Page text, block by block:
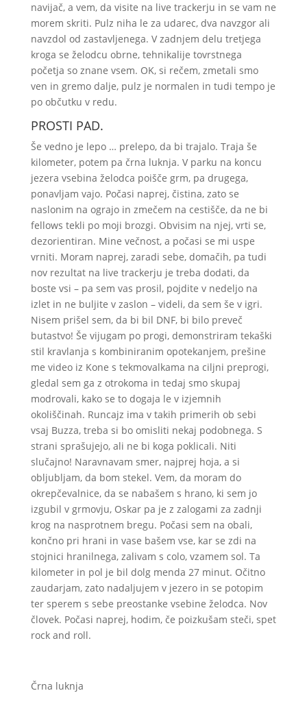
navijač, a vem, da visite na live trackerju in se vam ne
morem skriti. Pulz niha le za udarec, dva navzgor ali
navzdol od zastavljenega. V zadnjem delu tretjega
kroga se želodcu obrne, tehnikalije tovrstnega
početja so znane vsem. OK, si rečem, zmetali smo
ven in gremo dalje, pulz je normalen in tudi tempo je
po občutku v redu.
PROSTI PAD.
Še vedno je lepo … prelepo, da bi trajalo. Traja še
kilometer, potem pa črna luknja. V parku na koncu
jezera vsebina želodca poišče grm, pa drugega,
ponavljam vajo. Počasi naprej, čistina, zato se
naslonim na ograjo in zmečem na cestišče, da ne bi
fellows tekli po moji brozgi. Obvisim na njej, vrti se,
dezorientiran. Mine večnost, a počasi se mi uspe
vrniti. Moram naprej, zaradi sebe, domačih, pa tudi
nov rezultat na live trackerju je treba dodati, da
boste vsi – pa sem vas prosil, pojdite v nedeljo na
izlet in ne buljite v zaslon – videli, da sem še v igri.
Nisem prišel sem, da bi bil DNF, bi bilo preveč
butastvo! Še vijugam po progi, demonstriram tekaški
stil kravlanja s kombiniranim opotekanjem, prešine
me video iz Kone s tekmovalkama na ciljni preprogi,
gledal sem ga z otrokoma in tedaj smo skupaj
modrovali, kako se to dogaja le v izjemnih
okoliščinah. Runcajz ima v takih primerih ob sebi
vsaj Buzza, treba si bo omisliti nekaj podobnega. S
strani sprašujejo, ali ne bi koga poklicali. Niti
slučajno! Naravnavam smer, najprej hoja, a si
obljubljam, da bom stekel. Vem, da moram do
okrepčevalnice, da se nabašem s hrano, ki sem jo
izgubil v grmovju, Oskar pa je z zalogami za zadnji
krog na nasprotnem bregu. Počasi sem na obali,
končno pri hrani in vase bašem vse, kar se zdi na
stojnici hranilnega, zalivam s colo, vzamem sol. Ta
kilometer in pol je bil dolg menda 27 minut. Očitno
zaudarjam, zato nadaljujem v jezero in se potopim
ter sperem s sebe preostanke vsebine želodca. Nov
človek. Počasi naprej, hodim, če poizkušam steči, spet
rock and roll.
Črna luknja